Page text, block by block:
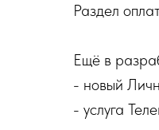
Раздел
Ещё в
- новый
- услуга